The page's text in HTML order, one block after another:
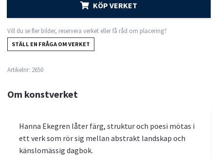
KÖP VERKET
Vill du se fler bilder, reservera verket eller få råd om placering?
STÄLL EN FRÅGA OM VERKET
Artikelnr: 2650
Om konstverket
Hanna Ekegren låter färg, struktur och poesi mötas i
ett verk som rör sig mellan abstrakt landskap och
känslomässig dagbok.